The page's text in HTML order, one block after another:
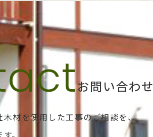
お問い合わせ
材を使用した工事のご相談を、